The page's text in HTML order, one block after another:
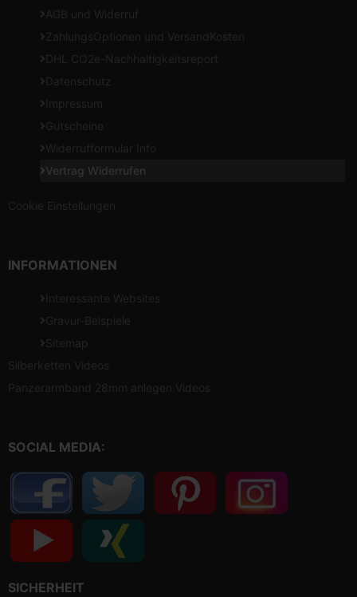
AGB und Widerruf
ZahlungsOptionen und VersandKosten
DHL CO2e-Nachhaltigkeitsreport
Datenschutz
Impressum
Gutscheine
Widerrufformular Info
Vertrag Widerrufen
Cookie Einstellungen
INFORMATIONEN
Interessante Websites
Gravur-Beispiele
Sitemap
Silberketten Videos
Panzerarmband 28mm anlegen Videos
SOCIAL MEDIA:
SICHERHEIT